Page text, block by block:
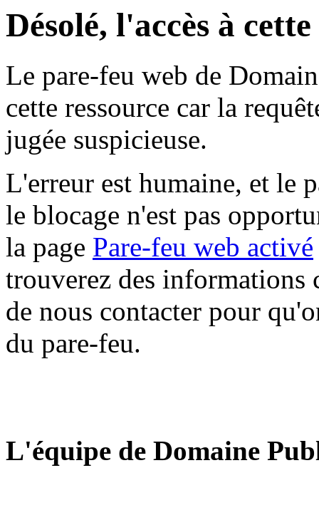
Désolé, l'accès à
Le pare-feu web de
cette ressource car la
jugée suspicieuse.
L'erreur est humaine, et le
le blocage n'est pas
la page Pare-feu web activé
trouverez des informations
de nous contacter pour
du pare-feu.
L'équipe de Domaine